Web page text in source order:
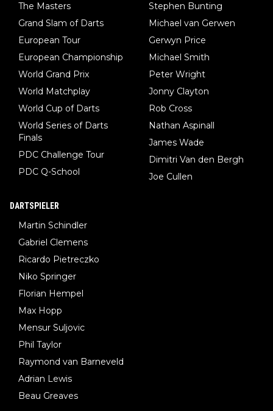
The Masters
Grand Slam of Darts
European Tour
European Championship
World Grand Prix
World Matchplay
World Cup of Darts
World Series of Darts
Finals
PDC Challenge Tour
PDC Q-School
Stephen Bunting
Michael van Gerwen
Gerwyn Price
Michael Smith
Peter Wright
Jonny Clayton
Rob Cross
Nathan Aspinall
James Wade
Dimitri Van den Bergh
Joe Cullen
DARTSPIELER
Martin Schindler
Gabriel Clemens
Ricardo Pietreczko
Niko Springer
Florian Hempel
Max Hopp
Mensur Suljovic
Phil Taylor
Raymond van Barneveld
Adrian Lewis
Beau Greaves